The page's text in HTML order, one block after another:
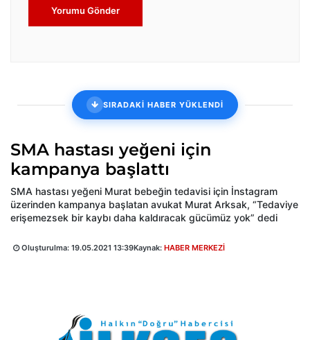
Yorumu Gönder
SIRADAKİ HABER YÜKLENDİ
SMA hastası yeğeni için
kampanya başlattı
SMA hastası yeğeni Murat bebeğin tedavisi için İnstagram
üzerinden kampanya başlatan avukat Murat Arksak, “Tedaviye
erişemezsek bir kaybı daha kaldıracak gücümüz yok” dedi
Oluşturulma: 19.05.2021 13:39Kaynak: HABER MERKEZİ